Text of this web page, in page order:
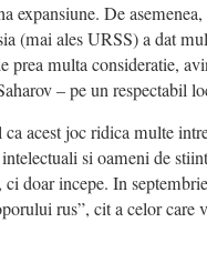
expansiune. De
(mai ales URSS) a dat
prea multa consideratie,
– pe un respectabil
acest joc ridica multe
si oameni de
doar incepe. In
rus”, cit a celor care